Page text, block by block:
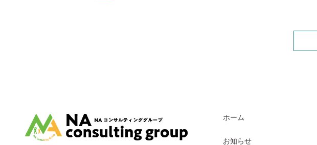
ホーム
お知らせ